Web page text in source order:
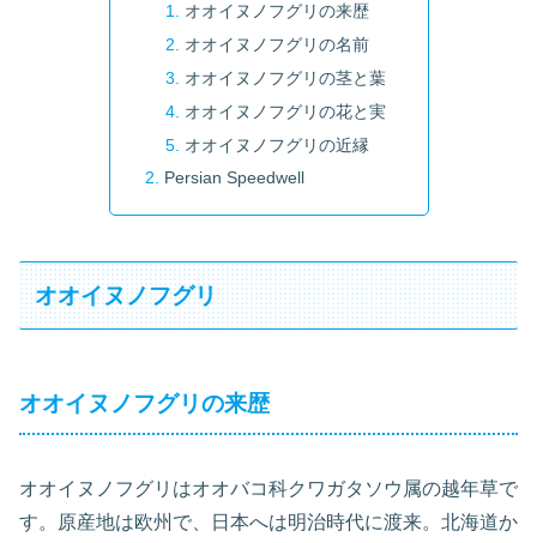
オオイヌノフグリの来歴
オオイヌノフグリの名前
オオイヌノフグリの茎と葉
オオイヌノフグリの花と実
オオイヌノフグリの近縁
Persian Speedwell
オオイヌノフグリ
オオイヌノフグリの来歴
オオイヌノフグリはオオバコ科クワガタソウ属の越年草で
す。原産地は欧州で、日本へは明治時代に渡来。北海道か